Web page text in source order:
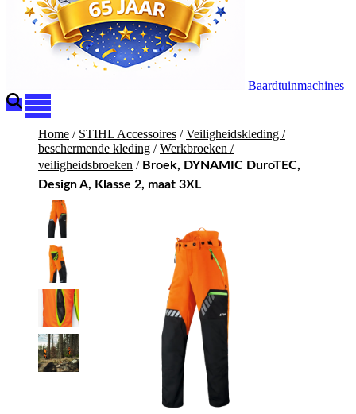
Baardtuinmachines
Home / STIHL Accessoires /Veiligheidskleding /
beschermende kleding /Werkbroeken /
veiligheidsbroeken / Broek, DYNAMIC DuroTEC,
Design A, Klasse 2, maat 3XL